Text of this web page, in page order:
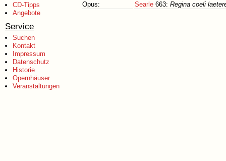
CD-Tipps
Angebote
Service
Suchen
Kontakt
Impressum
Datenschutz
Historie
Opernhäuser
Veranstaltungen
Opus:
Searle 663: Regina coeli